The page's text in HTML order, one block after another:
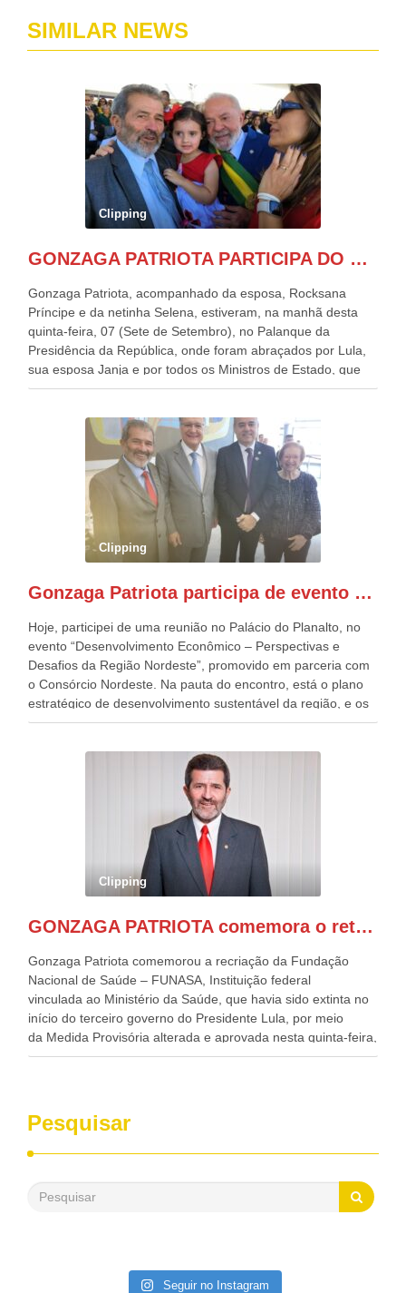
SIMILAR NEWS
Clipping
GONZAGA PATRIOTA PARTICIPA DO DESFILE DA INDEPENDÊNCIA NO PALANQUE DA PRESIDÊNCIA DA REPÚBLICA E É ABRAÇADO POR LULA E POR GERALDO ALCKMIN.
Gonzaga Patriota, acompanhado da esposa, Rocksana
Príncipe e da netinha Selena, estiveram, na manhã desta
quinta-feira, 07 (Sete de Setembro), no Palanque da
Presidência da República, onde foram abraçados por Lula,
sua esposa Janja e por todos os Ministros de Estado, que
estavam presentes, nos Desfiles da Independência da
outros desfiles, na Esplanada dos Ministérios, disse ter sido
o deste ano, o maior e o mais organizado de todos. “Há
quatro décadas, como Patriota até no nome, participo
anualmente dos desfiles de Sete de Setembro, na
Esplanada dos Ministérios, em Brasília. Este ano, o governo
preparou espaços com cadeiras e coberturas, para 30.000
pessoas, só que o número de Patriotas Brasileiros
Independentes, dobrou na Esplanada. Eu, Lula e os
Patriota.
Clipping
Gonzaga Patriota participa de evento em prol do desenvolvimento do Nordeste
Hoje, participei de uma reunião no Palácio do Planalto, no
evento “Desenvolvimento Econômico – Perspectivas e
Desafios da Região Nordeste”, promovido em parceria com
o Consórcio Nordeste. Na pauta do encontro, está o plano
estratégico de desenvolvimento sustentável da região, e os
desafios para a elaboração de políticas públicas, que
evento contou com a presença do Vice-presidente Geraldo
Alckmin, que também ocupa o Ministério do
Desenvolvimento, Indústria, Comércio e Serviços, o ex
governador de Pernambuco, agora Presidente do Banco do
Nordeste, Paulo Câmara, o ex Deputado Federal, e
atualmente Superintendente da SUDENE, Danilo Cabral, da
Governadora de Pernambuco, Raquel Lyra, os ministros da
Casa Civil, Rui Costa, e da Integração e do Desenvolvimento
de todo Nordeste que também ajudam a fomentar o
Clipping
GONZAGA PATRIOTA comemora o retorno da FUNASA
Gonzaga Patriota comemorou a recriação da Fundação
Nacional de Saúde – FUNASA, Instituição federal
vinculada ao Ministério da Saúde, que havia sido extinta no
início do terceiro governo do Presidente Lula, por meio
da Medida Provisória alterada e aprovada nesta quinta-feira,
pelo Congresso Nacional. Gonzaga Patriota disse hoje em
desenvolvimento dos seus municípios e, somente o ano
passado, essa Fundação distribuiu mais de três bilhões de
reais, com suas maravilhosas ações, dentre alas, mais de
saneamento básico, em pequenas comunidades rurais.
Patriota disse ainda que, mesmo sem mandato,
Pesquisar
Seguir no Instagram